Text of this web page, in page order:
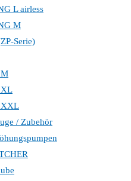
L airless
M
Serie)
M
XL
XXL
/ Zubehör